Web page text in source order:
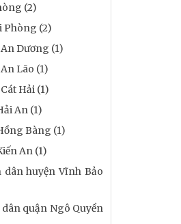
(2)
Phòng (2)
Dương (1)
Lão (1)
Hải (1)
An (1)
Bàng (1)
An (1)
dân huyện Vĩnh Bảo
quận Ngô Quyền